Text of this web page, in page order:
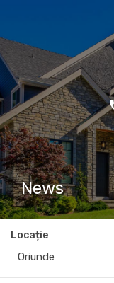
News
Locație
Oriunde